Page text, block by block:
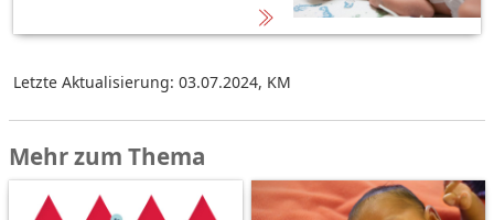
Letzte Aktualisierung: 03.07.2024, KM
Mehr zum Thema